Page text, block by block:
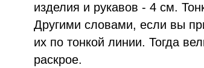
изделия и рукавов - 4 см.
Другими словами, если вы
их по тонкой линии. Тогда
раскрое.